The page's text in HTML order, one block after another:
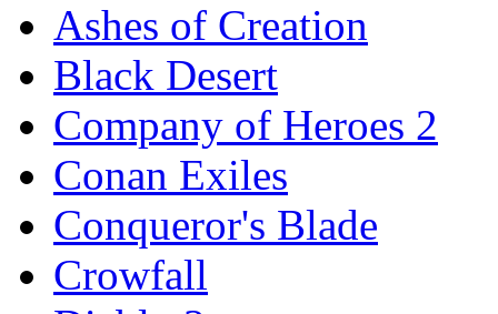
Ashes of Creation
Black Desert
Company of Heroes 2
Conan Exiles
Conqueror's Blade
Crowfall